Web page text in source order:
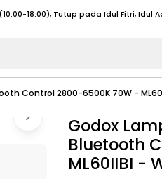
- 20:00), Tutup pada Idul Fitri
(08:00 - 17:00)
Selengkapnya
(08:00 - 17:00) Selengkapnya
20:00), Tutup pada Idul Fitri
20:00), Tutup pada Idul Fitri
Control 2800-6500K 70W -
Godox
Bluetooth
ML60IIBI -